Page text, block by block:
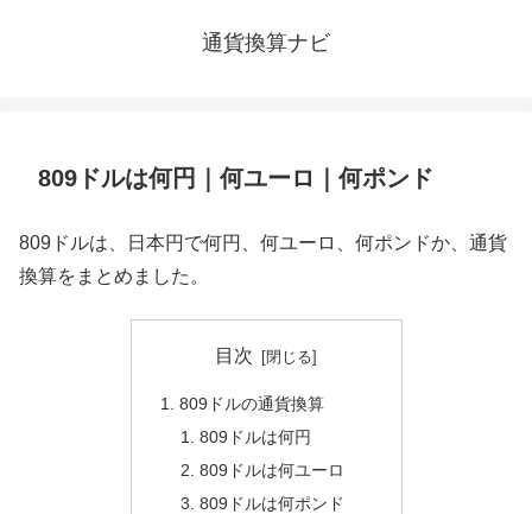
通貨換算ナビ
809ドルは何円｜何ユーロ｜何ポンド
809ドルは、日本円で何円、何ユーロ、何ポンドか、通貨
換算をまとめました。
目次
809ドルの通貨換算
809ドルは何円
809ドルは何ユーロ
809ドルは何ポンド